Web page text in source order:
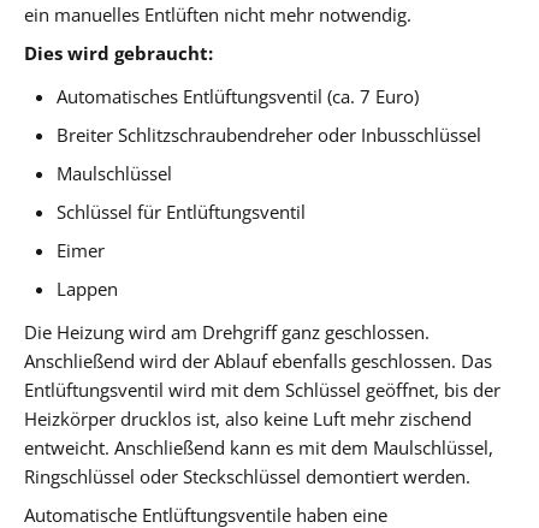
ein manuelles Entlüften nicht mehr notwendig.
Dies wird gebraucht:
Automatisches Entlüftungsventil (ca. 7 Euro)
Breiter Schlitzschraubendreher oder Inbusschlüssel
Maulschlüssel
Schlüssel für Entlüftungsventil
Eimer
Lappen
Die Heizung wird am Drehgriff ganz geschlossen.
Anschließend wird der Ablauf ebenfalls geschlossen. Das
Entlüftungsventil wird mit dem Schlüssel geöffnet, bis der
Heizkörper drucklos ist, also keine Luft mehr zischend
entweicht. Anschließend kann es mit dem Maulschlüssel,
Ringschlüssel oder Steckschlüssel demontiert werden.
Automatische Entlüftungsventile haben eine